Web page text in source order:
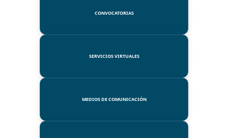
CONVOCATORIAS
SERVICIOS VIRTUALES
MEDIOS DE COMUNICACIÓN